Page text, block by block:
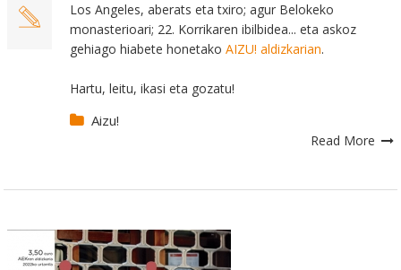
Los Angeles, aberats eta txiro; agur Belokeko
monasterioari; 22. Korrikaren ibilbidea... eta askoz
gehiago hiabete honetako AIZU! aldizkarian.
Hartu, leitu, ikasi eta gozatu!
Aizu!
Read More